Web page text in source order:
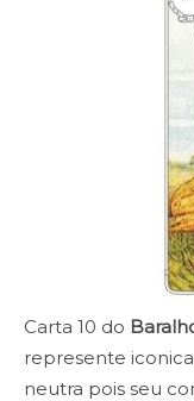
Carta 10 do
represente
neutra pois seu